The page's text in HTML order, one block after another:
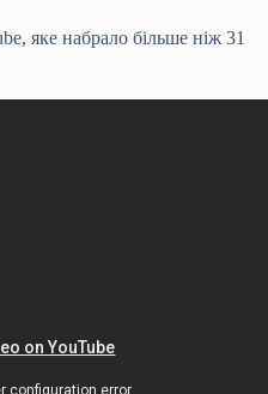
яке набрало більше ніж 31